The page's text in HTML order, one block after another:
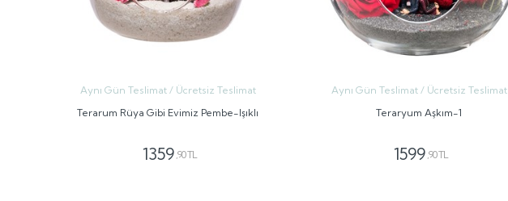
Aynı Gün Teslimat / Ücretsiz Teslimat
Terarum Rüya Gibi Evimiz Pembe-Işıklı
1359 ,90 TL
Aynı Gün Teslimat / Ücretsiz Teslimat
Teraryum Aşkım-1
1599 ,90 TL